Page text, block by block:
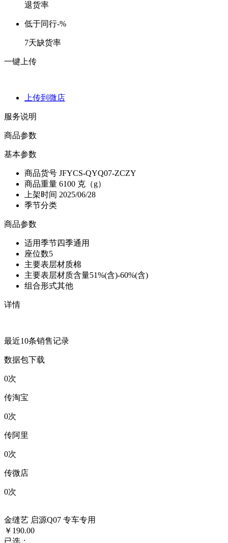
退货率
低于同行-%
7天缺货率
一键上传
上传到微店
服务说明
商品参数
基本参数
商品货号 JFYCS-QYQ07-ZCZY
商品重量 6100 克（g）
上架时间 2025/06/28
季节分类
商品参数
适用季节四季通用
座位数5
主要表层材质棉
主要表层材质含量51%(含)-60%(含)
组合形式其他
详情
最近10条销售记录
数据包下载
0次
传淘宝
0次
传阿里
0次
传微店
0次
金缝艺 启源Q07 专车专用
￥190.00